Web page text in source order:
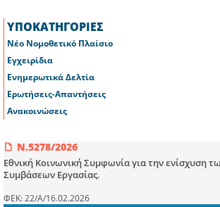
Ν.5278/2026
Εθνική Κοινωνική Συμφωνία για την ενίσχυση
Συμβάσεων Εργασίας.
ΦΕΚ: 22/Α/16.02.2026
ΥΠΟΚΑΤΗΓΟΡΙΕΣ
Νέο Νομοθετικό Πλαίσιο
Εγχειρίδια
Ενημερωτικά Δελτία
Ερωτήσεις-Απαντήσεις
Ανακοινώσεις